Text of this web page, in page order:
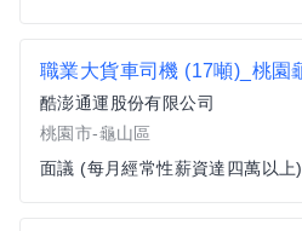
酷澎通運股份有限公司
桃園市-龜山區
面議 (每月經常性薪資達四萬以上)